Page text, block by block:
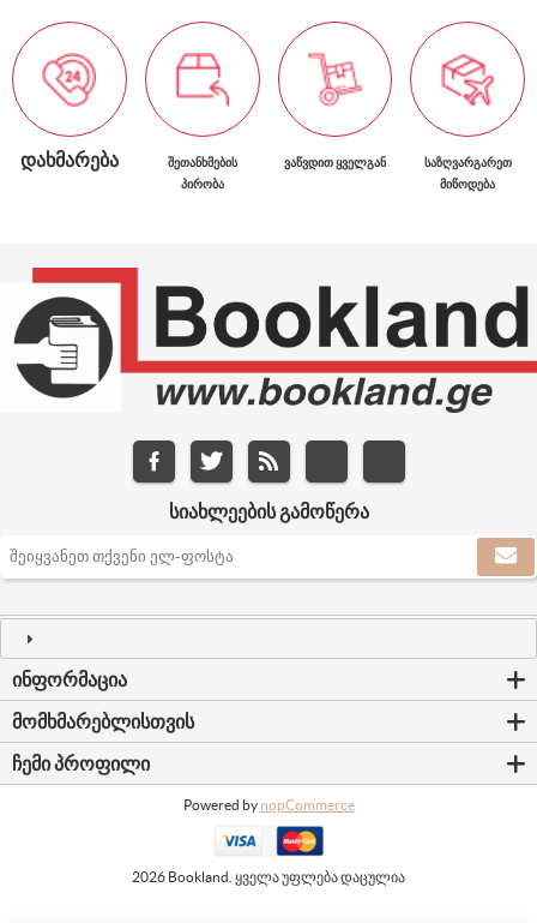
ᲓᲐᲮᲛᲐᲠᲔᲑᲐ
ᲨᲔᲗᲐᲜᲮᲛᲔᲑᲘᲡ
ᲞᲘᲠᲝᲑᲐ
ᲕᲐᲬᲕᲓᲘᲗ ᲧᲕᲔᲚᲒᲐᲜ
ᲡᲐᲖᲦᲕᲐᲠᲒᲐᲠᲔᲗ
ᲛᲘᲬᲝᲓᲔᲑᲐ
ᲡᲘᲐᲮᲚᲔᲔᲑᲘᲡ ᲒᲐᲛᲝᲬᲔᲠᲐ
ᲘᲜᲤᲝᲠᲛᲐᲪᲘᲐ
ᲛᲝᲛᲮᲛᲐᲠᲔᲑᲚᲘᲡᲗᲕᲘᲡ
ᲩᲔᲛᲘ ᲞᲠᲝᲤᲘᲚᲘ
Powered by nopCommerce
2026 Bookland. ყველა უფლება დაცულია